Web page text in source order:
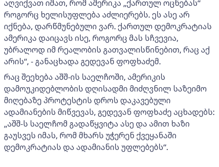
აღვიქვათ იმათ, რომ ამერიკა „ქართულ ოცნებას“
როგორც ხელისუფლება აძლიერებს. ეს ასე არ
იქნება, დარწმუნებული ვარ. ქართულ დემოკრატიას
ამერიკა დაიცავს ისე, როგორც მას სჩვევია,
უბრალოდ იმ რეალობის გათვალისწინებით, რაც აქ
არის“, - განაცხადა გედევან ფოფხაძემ.
რაც შეეხება აშშ-ის საელჩოში, ამერიკის
დამოუკიდებლობის დღისადმი მიძღვნილ საზეიმო
მიღებაზე პროტესტის დროს დაკავებული
ადამიანების მიწვევას, გედევან ფოფხაძე აცხადებს:
„აშშ-ს საელჩომ გადაწყვიტა ასე და ამით ხაზი
გაუსვეს იმას, რომ მხარს უჭერენ ქვეყანაში
დემოკრატიას და ადამიანის უფლებებს“.